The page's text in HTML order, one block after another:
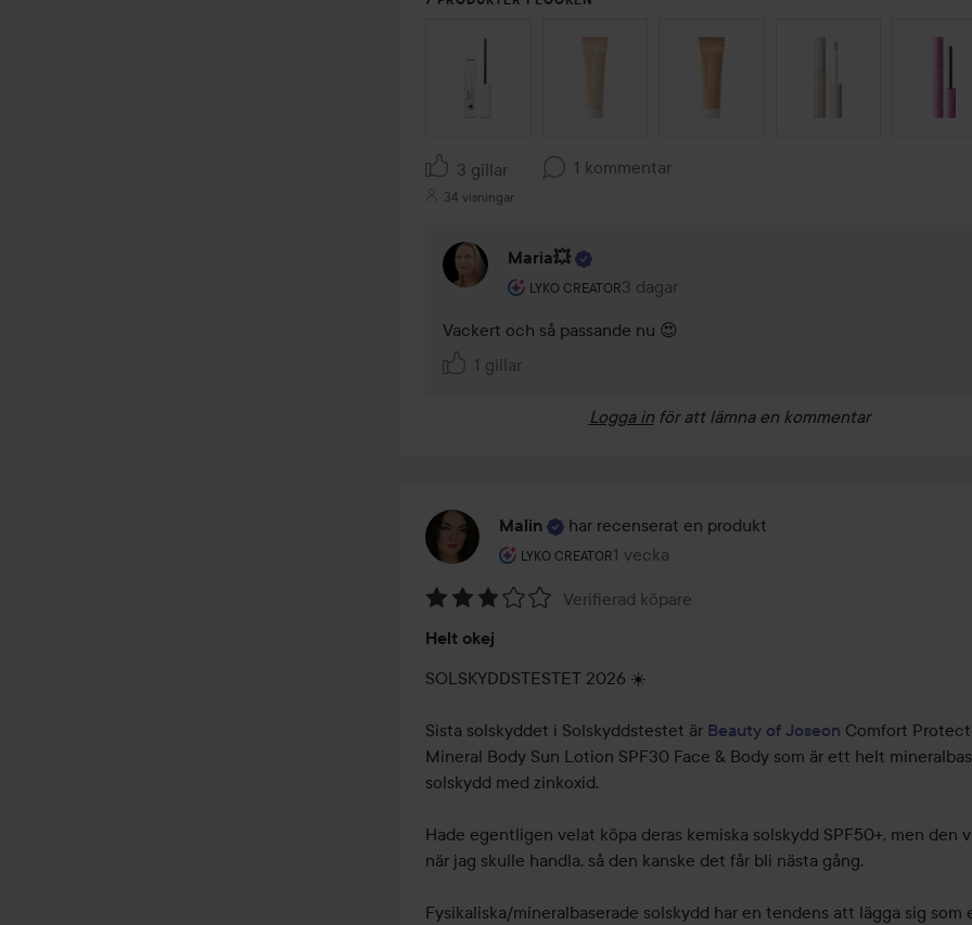
3 gillar 1 kommentar
34 visningar
Maria💥
LYKO CREATOR
Användarens roll: Lyko Creator.
3 dagar
Kommentaren lades 3 dagar
Vackert och så passande nu 😍
1 gillar
Logga in för att lämna en kommentar
Malin har recenserat en produkt
LYKO CREATOR
Användarens roll: Lyko Creator.
1 vecka
Inlägget skapades 1 vecka
3
av
Verifierad köpare
Helt okej
SOLSKYDDSTESTET 2026 ☀️
Sista solskyddet i Solskyddstestet är Beauty of Joseon Comfort
Mineral Body Sun Lotion SPF30 Face & Body som är ett helt
solskydd med zinkoxid.
Hade egentligen velat köpa deras kemiska solskydd SPF50+, men den
när jag skulle handla, så den kanske det får bli nästa gång.
Fysikaliska/mineralbaserade solskydd har en tendens att lägga sig som